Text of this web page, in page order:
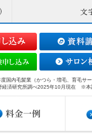
国内毛髪業（かつら・増毛、育毛サ
経済研究所調べ2025年10月現在 ※本